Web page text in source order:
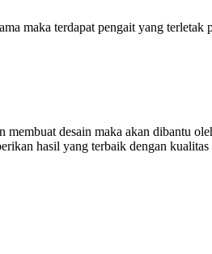
maka terdapat pengait yang terletak
desain maka akan dibantu
hasil yang terbaik dengan